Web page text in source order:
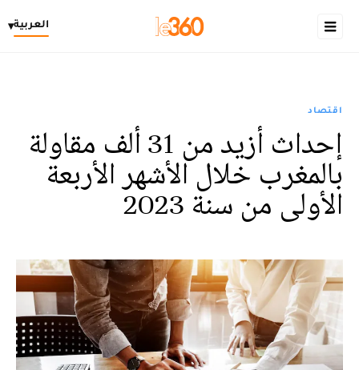
العربية▾
اقتصاد
إحداث أزيد من 31 ألف مقاولة
بالمغرب خلال الأشهر الأربعة
الأولى من سنة 2023